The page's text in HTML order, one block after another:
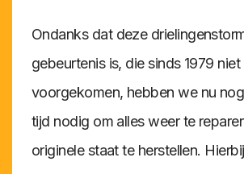
Ondanks dat deze
gebeurtenis is, die sinds 1979 niet
voorgekomen, hebben we nu
tijd nodig om alles weer te
originele staat te herstellen.